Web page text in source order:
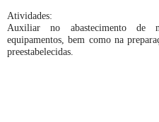
Atividades:
Auxiliar no abastecimento de
equipamentos, bem como na
preestabelecidas.